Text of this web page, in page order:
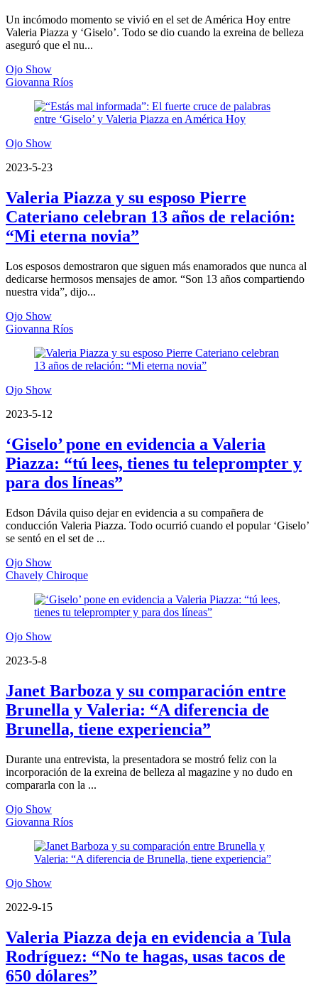
Un incómodo momento se vivió en el set de América Hoy entre
Valeria Piazza y ‘Giselo’. Todo se dio cuando la exreina de belleza
aseguró que el nu...
Ojo Show
Giovanna Ríos
Ojo Show
2023-5-23
Valeria Piazza y su esposo Pierre
Cateriano celebran 13 años de relación:
“Mi eterna novia”
Los esposos demostraron que siguen más enamorados que nunca al
dedicarse hermosos mensajes de amor. “Son 13 años compartiendo
nuestra vida”, dijo...
Ojo Show
Giovanna Ríos
Ojo Show
2023-5-12
‘Giselo’ pone en evidencia a Valeria
Piazza: “tú lees, tienes tu teleprompter y
para dos líneas”
Edson Dávila quiso dejar en evidencia a su compañera de
conducción Valeria Piazza. Todo ocurrió cuando el popular ‘Giselo’
se sentó en el set de ...
Ojo Show
Chavely Chiroque
Ojo Show
2023-5-8
Janet Barboza y su comparación entre
Brunella y Valeria: “A diferencia de
Brunella, tiene experiencia”
Durante una entrevista, la presentadora se mostró feliz con la
incorporación de la exreina de belleza al magazine y no dudo en
compararla con la ...
Ojo Show
Giovanna Ríos
Ojo Show
2022-9-15
Valeria Piazza deja en evidencia a Tula
Rodríguez: “No te hagas, usas tacos de
650 dólares”